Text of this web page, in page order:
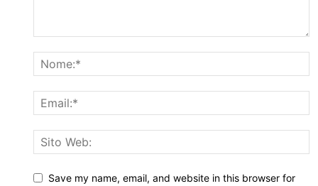
Save my name, email, and website in this browser for